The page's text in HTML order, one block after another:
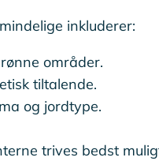
inkluderer:
områder.
tiltalende.
og jordtype.
trives bedst